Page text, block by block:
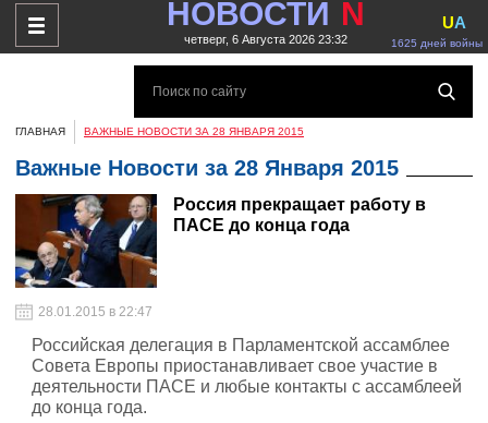
НОВОСТИ N
четверг, 6 Августа 2026 23:32 1625 дней войны
UA
ГЛАВНАЯ ВАЖНЫЕ НОВОСТИ ЗА 28 ЯНВАРЯ 2015
Важные Новости за 28 Января 2015
Россия прекращает работу в
ПАСЕ до конца года
28.01.2015 в 22:47
Российская делегация в Парламентской ассамблее
Совета Европы приостанавливает свое участие в
деятельности ПАСЕ и любые контакты с ассамблеей
до конца года.